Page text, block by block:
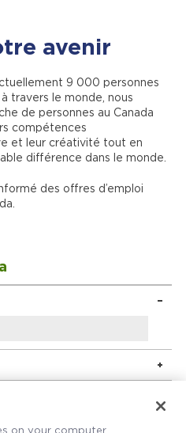
avenir
9 000 personnes
travers le monde, nous
de personnes au Canada
compétences
et leur créativité tout en
différence dans le monde.
des offres d’emploi